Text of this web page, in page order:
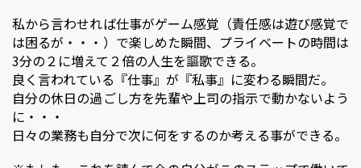
私から言わせれば仕事がゲーム感覚（責任感は遊び感覚で
は困るが・・・）で楽しめた瞬間、プライベートの時間は
3分の２に増えて２倍の人生を謳歌できる。
良く言われている『仕事』が『私事』に変わる瞬間だ。
自分の休日の過ごし方を先輩や上司の指示で動かないよう
に・・・
日々の業務も自分で次に何をするのか考える事ができる。